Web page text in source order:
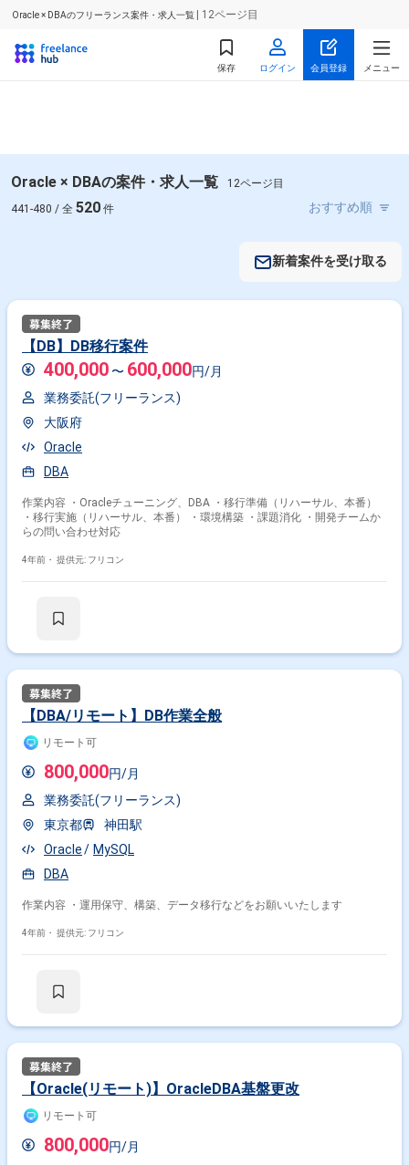
Oracle × DBAのフリーランス案件・求人一覧 | 12ページ目
保存 ログイン 会員登録 メニュー
Oracle × DBAの案件・求人一覧
12ページ目
441-480 / 全 520 件
新着案件を受け取る
【DB】DB移行案件
400,000 〜 600,000円/月
業務委託(フリーランス)
大阪府
Oracle
DBA
作業内容 ・Oracleチューニング、DBA ・移行準備（リハーサル、本番）
・移行実施（リハーサル、本番） ・環境構築 ・課題消化 ・開発チームか
らの問い合わせ対応
4年前・ 提供元: フリコン
【DBA/リモート】DB作業全般
リモート可
800,000円/月
業務委託(フリーランス)
東京都
神田駅
Oracle
MySQL
DBA
作業内容 ・運用保守、構築、データ移行などをお願いいたします
4年前・ 提供元: フリコン
【Oracle(リモート)】OracleDBA基盤更改
リモート可
800,000円/月